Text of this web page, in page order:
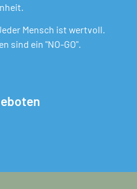
Mensch ist wertvoll.
sind ein "NO-GO".